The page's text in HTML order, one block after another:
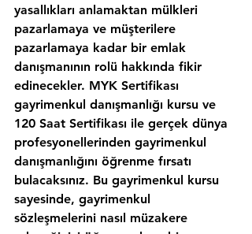
yasallıkları anlamaktan mülkleri
pazarlamaya ve müşterilere
pazarlamaya kadar bir emlak
danışmanının rolü hakkında fikir
edinecekler. MYK Sertifikası
gayrimenkul danışmanlığı kursu ve
120 Saat Sertifikası ile gerçek dünya
profesyonellerinden gayrimenkul
danışmanlığını öğrenme fırsatı
bulacaksınız. Bu gayrimenkul kursu
sayesinde, gayrimenkul
sözleşmelerini nasıl müzakere